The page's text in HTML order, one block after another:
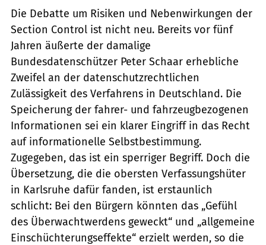
Die Debatte um Risiken und Neben­wir­kungen der
Section Control ist nicht neu. Bereits vor fünf
Jahren äußerte der da­ma­lige
Bundesdatenschützer Peter Schaar erhebliche
Zweifel an der datenschutz­recht­li­chen
Zulässigkeit des Verfahrens in Deutschland. Die
Speicherung der fahrer- und fahrzeugbezogenen
Informationen sei ein klarer Eingriff in das Recht
auf informationelle Selbstbestimmung.
Zugegeben, das ist ein sperriger Begriff. Doch die
Übersetzung, die die obersten Verfassungshüter
in Karlsruhe dafür fanden, ist erstaunlich
schlicht: Bei den Bürgern könnten das „Gefühl
des Überwachtwerdens geweckt“ und „allgemeine
Einschüchterungseffekte“ erzielt werden, so die